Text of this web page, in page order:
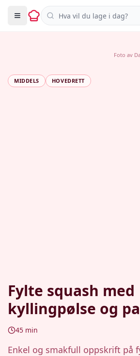
Søk i oppskrifter
MIDDELS HOVEDRETT
Fylte squash med
kyllingpølse og
45 min
Enkel og smakfull oppskrift på
Foto av